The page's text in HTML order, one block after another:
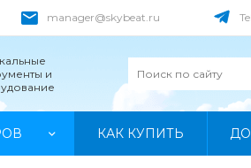
manager@skybeat.ru
и
КАК КУПИТЬ